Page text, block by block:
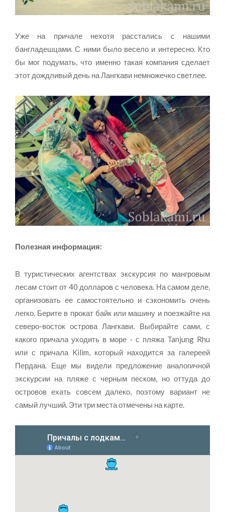
Уже на причале нехотя расстались с нашими
бангладешцами. С ними было весело и интересно. Кто
бы мог подумать, что именно такая компания сделает
этот дождливый день на Лангкави немножечко светлее.
Полезная информация:
В туристических агентствах экскурсия по мангровым
лесам стоит от 40 долларов с человека. На самом деле,
организовать ее самостоятельно и сэкономить очень
легко. Берите в прокат байк или машину и поезжайте на
северо-восток острова Лангкави. Выбирайте сами, с
какого причала уходить в море - с пляжа Tanjung Rhu
или с причала Kilim, который находится за галереей
Пердана. Еще мы видели предложение аналогичной
экскурсии на пляже с черным песком, но оттуда до
островов ехать совсем далеко, поэтому вариант не
самый лучший. Эти три места отмечены на карте.